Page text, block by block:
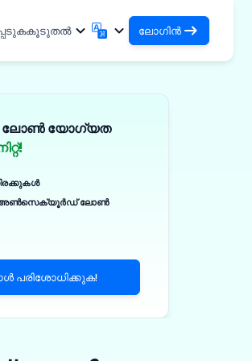
കൂടുതൽ
हिन्दी
Hindi
Gujarati
ଓଡ଼ିଆ
తెలుగు
বাংলা
Malayalam
ലോഗിൻ
ഓർഗനൈസേഷനുകളും ആക്സസ്
നിങ്ങളുടെ ക്ലയന്റുകളെ മാനേജ്
ചെയ്യുന്നതിനുള്ള ആക്സസ്
ലോൺ യോഗ്യത
അൺസെക്യൂർഡ് ലോൺ
പരിശോധിക്കുക!